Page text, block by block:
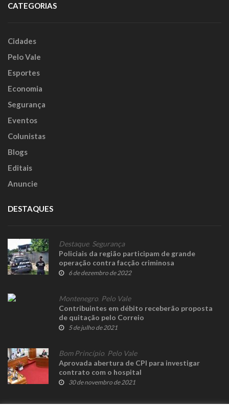
CATEGORIAS
Cidades
Pelo Vale
Esportes
Economia
Segurança
Eventos
Colunistas
Blogs
Editais
Anuncie
DESTAQUES
Destaque, Segurança
Policiais da região participam de grande
operação contra facção criminosa
6 de dezembro de 2022
Montenegro Pelo Vale
Contribuintes em débito receberão proposta
de quitação pelo Correio
5 de julho de 2021
Bom Princípio Pelo Vale
Aprovada abertura de CPI para investigar
contrato com o hospital
30 de novembro de 2021